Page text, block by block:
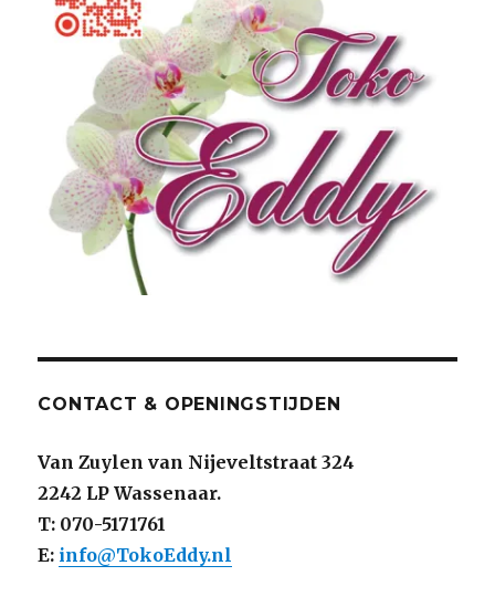
CONTACT & OPENINGSTIJDEN
Van Zuylen van Nijeveltstraat 324
2242 LP Wassenaar.
T: 070-5171761
E: info@TokoEddy.nl